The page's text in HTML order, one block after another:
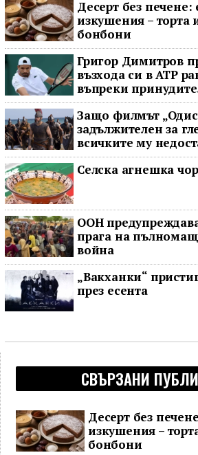
Десерт без печене:
изкушения – торта
бонбони
Григор Димитров
възхода си в ATP
въпреки
Защо филмът
задължителен за
всичките му
Селска агнешка
ООН
прага на
война
„Вакханки“
през есента
СВЪРЗАНИ
Десерт без
изкушения –
бонбони